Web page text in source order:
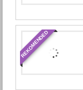
REKOMENDED